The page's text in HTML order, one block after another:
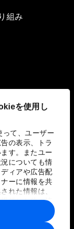
を使用し
って、ユーザー
の表示、トラ
す。またユー
についても情
ィアや広告配
ーに情報を共
れた情報は、
供した他の情
を使用した際
され、各パー
組み